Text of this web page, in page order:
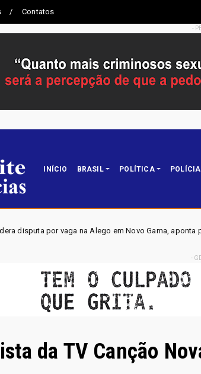
Contatos
-
INÍCIO BRASIL POLÍTICA POLÍCIA
em Novo Gama, aponta pesquisa IGAPE
-
da TV Canção